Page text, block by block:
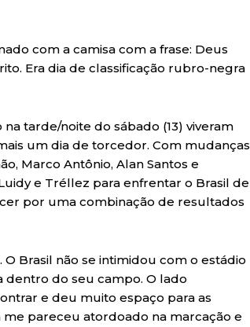
com a camisa com a frase: Deus
Era dia de classificação rubro-negra
tarde/noite do sábado (13) viveram
um dia de torcedor. Com mudanças
Marco Antônio, Alan Santos e
e Tréllez para enfrentar o Brasil de
por uma combinação de resultados
Brasil não se intimidou com o estádio
do seu campo. O lado
e deu muito espaço para as
pareceu atordoado na marcação e